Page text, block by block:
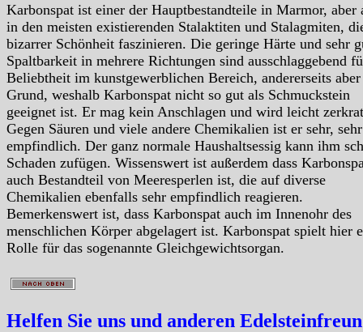
Karbonspat ist einer der Hauptbestandteile in Marmor, aber
in den meisten existierenden Stalaktiten und Stalagmiten,
bizarrer Schönheit faszinieren. Die geringe Härte und sehr
Spaltbarkeit in mehrere Richtungen sind ausschlaggebend
Beliebtheit im kunstgewerblichen Bereich, andererseits
Grund, weshalb Karbonspat nicht so gut als Schmuckstein
geeignet ist. Er mag kein Anschlagen und wird leicht
Gegen Säuren und viele andere Chemikalien ist er sehr, sehr
empfindlich. Der ganz normale Haushaltsessig kann ihm
Schaden zufügen. Wissenswert ist außerdem dass
auch Bestandteil von Meeresperlen ist, die auf diverse
Chemikalien ebenfalls sehr empfindlich reagieren.
Bemerkenswert ist, dass Karbonspat auch im Innenohr des
menschlichen Körper abgelagert ist. Karbonspat spielt hier
Rolle für das sogenannte Gleichgewichtsorgan.
Helfen Sie uns und anderen